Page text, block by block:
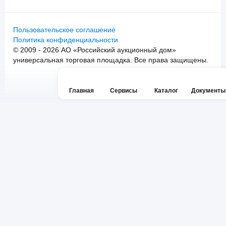
Главная Сервисы Каталог Документы
Пользовательское соглашение
Политика конфиденциальности
© 2009 - 2026 АО «Российский аукционный дом»
универсальная торговая площадка. Все права защищены.